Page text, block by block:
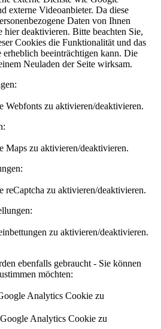
externe Videoanbieter. Da diese
Daten von Ihnen
hier deaktivieren. Bitte beachten Sie,
Cookies die Funktionalität und das
erheblich beeinträchtigen kann. Die
Neuladen der Seite wirksam.
Webfonts zu aktivieren/deaktivieren.
Maps zu aktivieren/deaktivieren.
zu aktivieren/deaktivieren.
zu aktivieren/deaktivieren.
ebenfalls gebraucht - Sie können
möchten:
Analytics Cookie zu
Analytics Cookie zu